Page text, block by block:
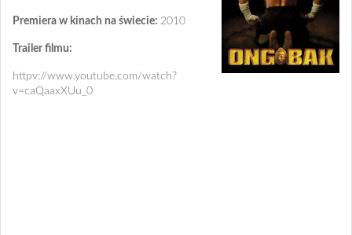
Premiera w kinach na świecie: 2010
Trailer filmu:
httpv://www.youtube.com/watch?
v=caQaaxXUu_0